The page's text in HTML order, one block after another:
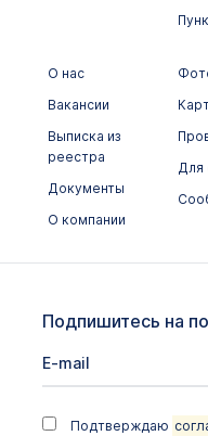
О нас
Вакансии
Выписка из
реестра
Документы
О компании
Для
Подпишитесь на
Подтверждаю